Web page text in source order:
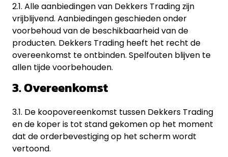
2.1. Alle aanbiedingen van Dekkers Trading zijn
vrijblijvend. Aanbiedingen geschieden onder
voorbehoud van de beschikbaarheid van de
producten. Dekkers Trading heeft het recht de
overeenkomst te ontbinden. Spelfouten blijven te
allen tijde voorbehouden.
3. Overeenkomst
3.1. De koopovereenkomst tussen Dekkers Trading
en de koper is tot stand gekomen op het moment
dat de orderbevestiging op het scherm wordt
vertoond.